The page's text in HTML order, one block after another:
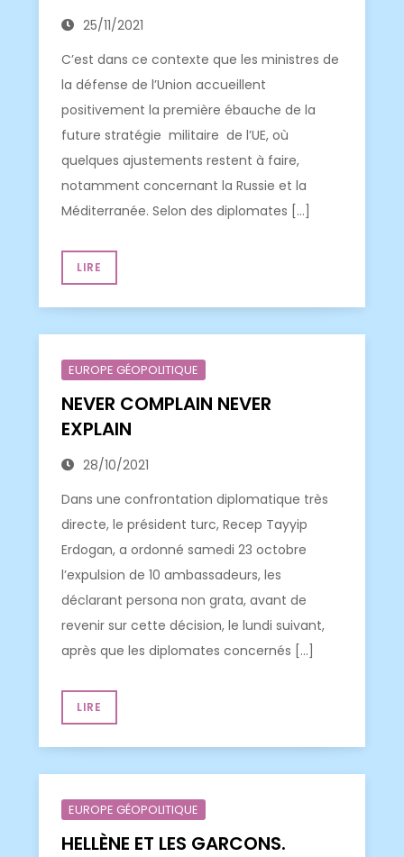
25/11/2021
C’est dans ce contexte que les ministres de
la défense de l’Union accueillent
positivement la première ébauche de la
future stratégie militaire de l’UE, où
quelques ajustements restent à faire,
notamment concernant la Russie et la
Méditerranée. Selon des diplomates […]
LIRE
EUROPE GÉOPOLITIQUE
NEVER COMPLAIN NEVER
EXPLAIN
28/10/2021
Dans une confrontation diplomatique très
directe, le président turc, Recep Tayyip
Erdogan, a ordonné samedi 23 octobre
l’expulsion de 10 ambassadeurs, les
déclarant persona non grata, avant de
revenir sur cette décision, le lundi suivant,
après que les diplomates concernés […]
LIRE
EUROPE GÉOPOLITIQUE
HELLÈNE ET LES GARCONS.